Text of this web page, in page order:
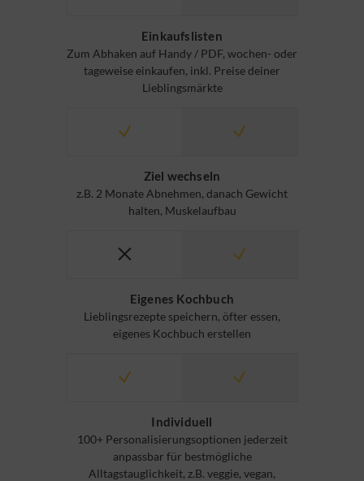
Einkaufslisten
Zum Abhaken auf Handy / PDF, wochen- oder
tageweise einkaufen, inkl. Preise deiner
Lieblingsmärkte
Ziel wechseln
z.B. 2 Monate Abnehmen, danach Gewicht
halten, Muskelaufbau
Eigenes Kochbuch
Lieblingsrezepte speichern, öfter essen,
eigenes Kochbuch erstellen
Individuell
100+ Personalisierungsoptionen jederzeit
anpassbar für bestmögliche
Alltagstauglichkeit, z.B. veggie, vegan,